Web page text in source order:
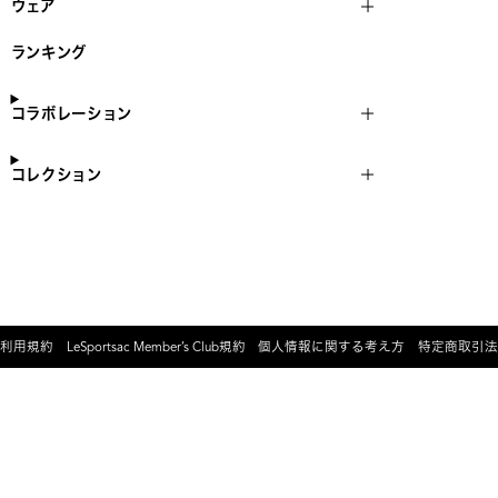
ウェア
ランキング
コラボレーション
コレクション
利用規約 LeSportsac Member’s Club規約 個人情報に関する考え方 特定商取引